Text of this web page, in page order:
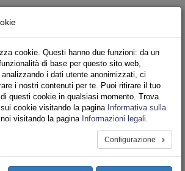
Iscriviti Online
Ricerca
Area Stampa
Privacy
VV.F.
DI BASE SETTORE VIGILI
cookie. Questi hanno due funzioni: da un
di base per questo sito web,
i dati utente anonimizzati, ci
i nostri contenuti per te. Puoi ritirare il tuo
questi cookie in qualsiasi momento. Trova
cookie visitando la pagina Informativa sulla
visitando la pagina Informazioni legali.
Configurazione